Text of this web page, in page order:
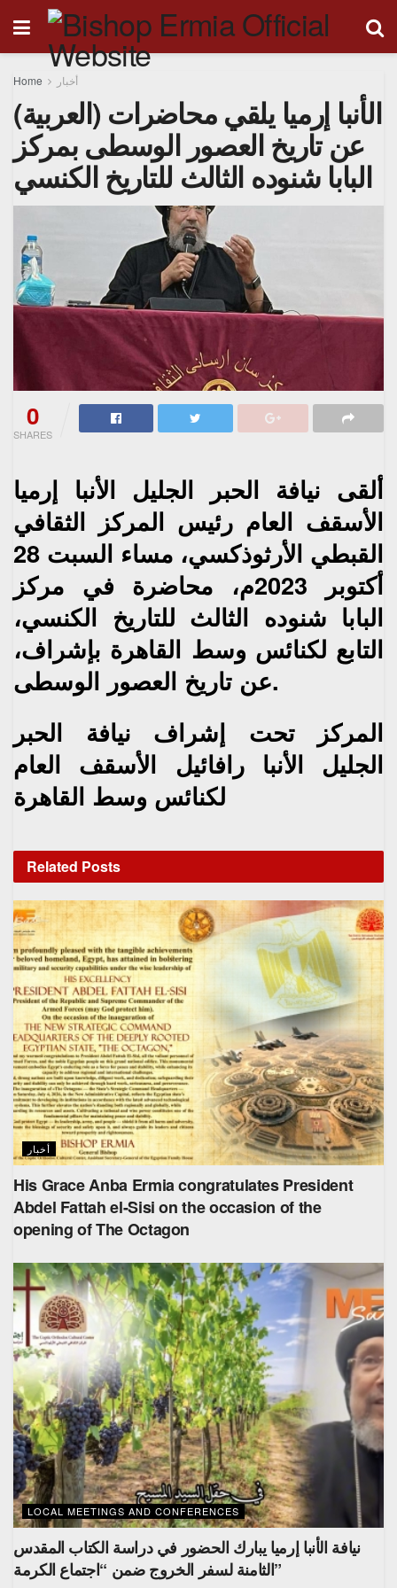
Home أخبار
(العربية) الأنبا إرميا يلقي محاضرات
عن تاريخ العصور الوسطى بمركز
البابا شنوده الثالث للتاريخ الكنسي
0
SHARES
ألقى نيافة الحبر الجليل الأنبا إرميا
الأسقف العام رئيس المركز الثقافي
القبطي الأرثوذكسي، مساء السبت 28
أكتوبر 2023م، محاضرة في مركز
البابا شنوده الثالث للتاريخ الكنسي،
التابع لكنائس وسط القاهرة بإشراف،
عن تاريخ العصور الوسطى.
المركز تحت إشراف نيافة الحبر
الجليل الأنبا رافائيل الأسقف العام
لكنائس وسط القاهرة
Related Posts
أخبار
His Grace Anba Ermia congratulates President
Abdel Fattah el-Sisi on the occasion of the
opening of The Octagon
LOCAL MEETINGS AND CONFERENCES
نيافة الأنبا إرميا يبارك الحضور في دراسة الكتاب المقدس
الثامنة لسفر الخروج ضمن “اجتماع الكرمة”